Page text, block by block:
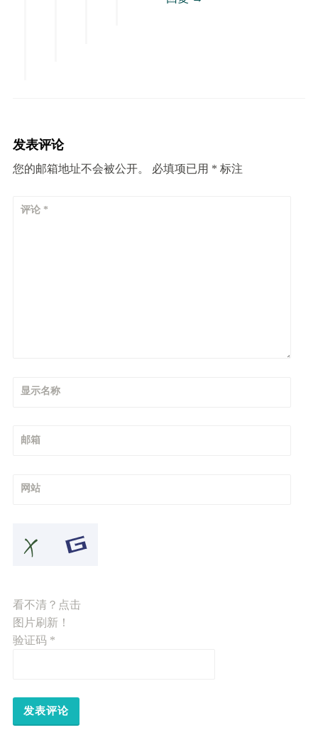
发表评论
您的邮箱地址不会被公开。 必填项已用 * 标注
评论 *
显示名称
邮箱
网站
看不清？点击
图片刷新！
验证码 *